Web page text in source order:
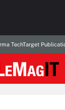
TechTarget